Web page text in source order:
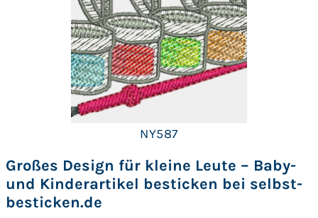
NY587
Großes Design für kleine Leute – Baby-
und Kinderartikel besticken bei selbst-
besticken.de